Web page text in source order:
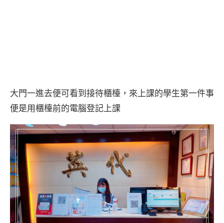
大門一進去便可看到接待櫃檯，來上課的學生第一件事
便是用櫃檯前的電腦登記上課